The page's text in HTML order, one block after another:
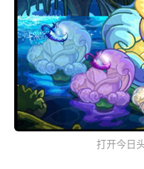
打开今日